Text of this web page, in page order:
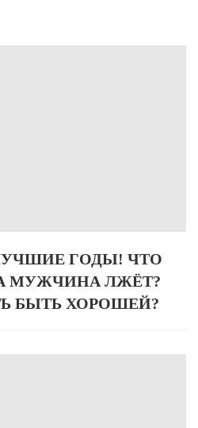
ГОДЫ! ЧТО
МУЖЧИНА ЛЖЁТ?
БЫТЬ ХОРОШЕЙ?